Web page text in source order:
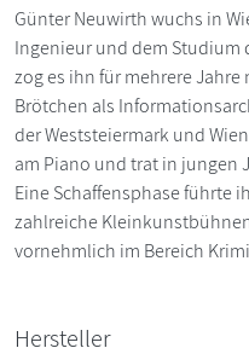
Günter Neuwirth wuchs in
Ingenieur und dem
zog es ihn für mehrere Jahre
Brötchen als
der Weststeiermark und
am Piano und trat in jungen
Eine Schaffensphase führte
zahlreiche
vornehmlich im Bereich
Hersteller